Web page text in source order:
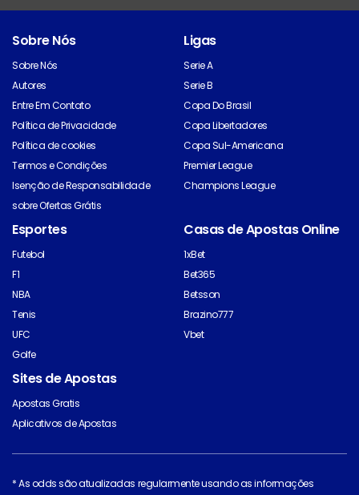
Sobre Nós
Sobre Nós
Autores
Entre Em Contato
Política de Privacidade
Política de cookies
Termos e Condições
Isenção de Responsabilidade
sobre Ofertas Grátis
Ligas
Serie A
Serie B
Copa Do Brasil
Copa Libertadores
Copa Sul-Americana
Premier League
Champions League
Esportes
Futebol
F1
NBA
Tenis
UFC
Golfe
Casas de Apostas Online
1xBet
Bet365
Betsson
Brazino777
Vbet
Sites de Apostas
Apostas Gratis
Aplicativos de Apostas
* As odds são atualizadas regularmente usando as informações